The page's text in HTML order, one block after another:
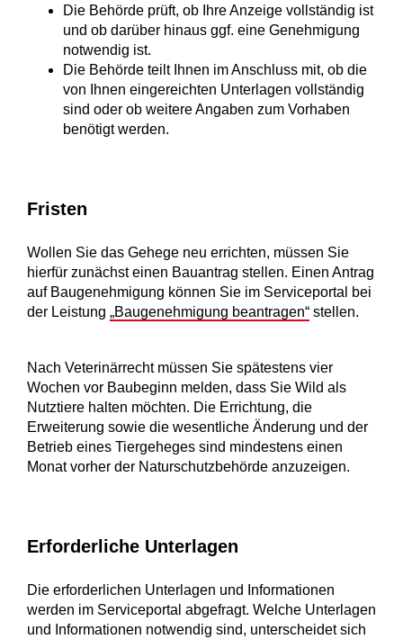
Die Behörde prüft, ob Ihre Anzeige vollständig ist
und ob darüber hinaus ggf. eine Genehmigung
notwendig ist.
Die Behörde teilt Ihnen im Anschluss mit, ob die
von Ihnen eingereichten Unterlagen vollständig
sind oder ob weitere Angaben zum Vorhaben
benötigt werden.
Fristen
Wollen Sie das Gehege neu errichten, müssen Sie
hierfür zunächst einen Bauantrag stellen. Einen Antrag
auf Baugenehmigung können Sie im Serviceportal bei
der Leistung „Baugenehmigung beantragen“ stellen.
Nach Veterinärrecht müssen Sie spätestens vier
Wochen vor Baubeginn melden, dass Sie Wild als
Nutztiere halten möchten. Die Errichtung, die
Erweiterung sowie die wesentliche Änderung und der
Betrieb eines Tiergeheges sind mindestens einen
Monat vorher der Naturschutzbehörde anzuzeigen.
Erforderliche Unterlagen
Die erforderlichen Unterlagen und Informationen
werden im Serviceportal abgefragt. Welche Unterlagen
und Informationen notwendig sind, unterscheidet sich